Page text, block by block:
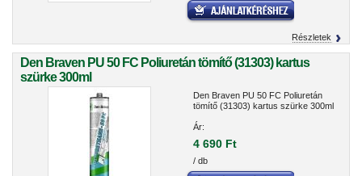
Részletek
Den Braven PU 50 FC Poliuretán tömítő (31303) kartus
szürke 300ml
Den Braven PU 50 FC Poliuretán
tömítő (31303) kartus szürke 300ml
Ár:
4 690 Ft
/ db